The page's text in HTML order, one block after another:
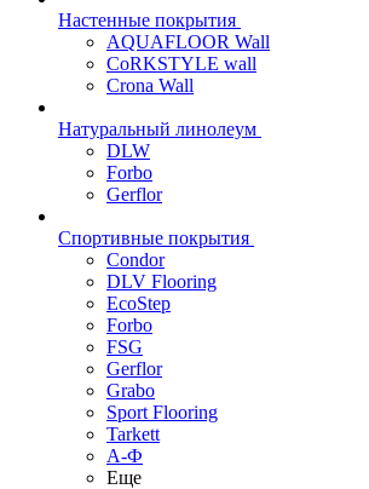
Настенные покрытия
AQUAFLOOR Wall
CoRKSTYLE wall
Crona Wall
Натуральный линолеум
DLW
Forbo
Gerflor
Спортивные покрытия
Condor
DLV Flooring
EcoStep
Forbo
FSG
Gerflor
Grabo
Sport Flooring
Tarkett
А-Ф
Еще